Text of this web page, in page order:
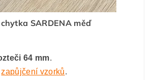
SARDENA měď
64 mm.
zapůjčení vzorků.